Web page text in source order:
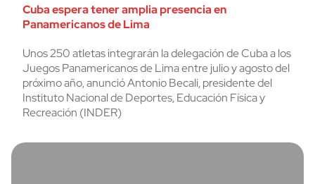
Cuba espera tener amplia presencia en
Panamericanos de Lima
Unos 250 atletas integrarán la delegación de Cuba a los
Juegos Panamericanos de Lima entre julio y agosto del
próximo año, anunció Antonio Becali, presidente del
Instituto Nacional de Deportes, Educación Física y
Recreación (INDER)